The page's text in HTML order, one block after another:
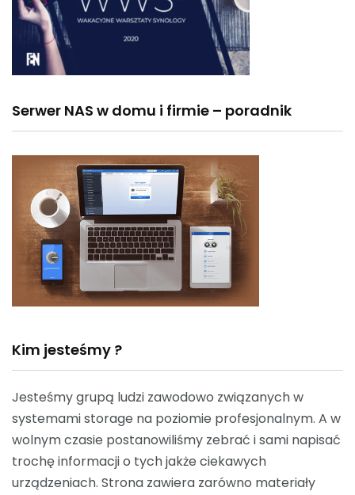
Serwer NAS w domu i firmie – poradnik
Kim jesteśmy ?
Jesteśmy grupą ludzi zawodowo związanych w
systemami storage na poziomie profesjonalnym. A w
wolnym czasie postanowiliśmy zebrać i sami napisać
trochę informacji o tych jakże ciekawych
urządzeniach. Strona zawiera zarówno materiały